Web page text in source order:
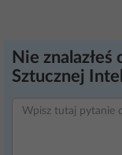
Nie
Sztucznej